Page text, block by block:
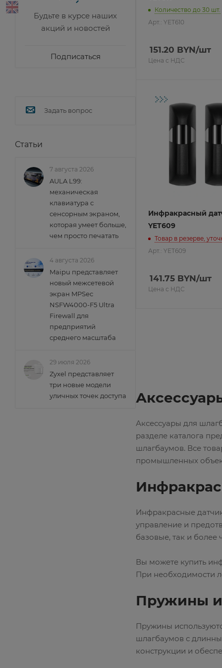
Количество до 30 шт.
Арт.: YET610
151.20 BYN/шт
Цена с НДС
Инфракрасный
YET609
Товар в резерве,
Арт.: YET609
141.75 BYN/шт
Цена с НДС
Аксессуары для
разделе каталога
шлагбаумов. Все
промышленных
Инфракрасные
управление и
базовые, так и более
Вы можете купить
При необходимости
Пружины и
Пружины
шлагбаумов с
конструкции и
Будьте в курсе наших
акций и новостей
Подписаться
Задать вопрос
Статьи
7 августа 2026
AULA L99:
механическая
клавиатура с
сенсорным экраном,
которая умеет больше,
чем просто печатать
4 августа 2026
Maipu представляет
новый межсетевой
экран MPSec
NSFW4000-F5 Ultra
Firewall для
предприятий
среднего масштаба
29 июля 2026
Zyxel представляет
три новые модели
уличных точек доступа